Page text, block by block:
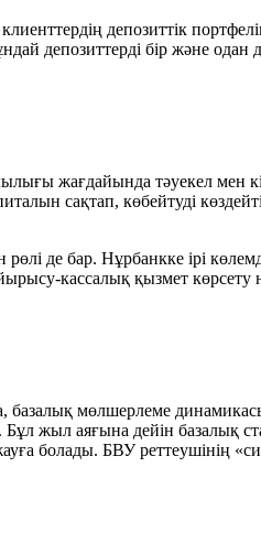
депозиттік
депозиттерді бір және
жағдайында тәуекел мен
сақтап, көбейтуді
де бар. Нұрбанкке ірі
кассалық қызмет көрсету
базалық мөлшерлеме
жыл аяғына дейін базалық
болады. БВУ реттеушінің